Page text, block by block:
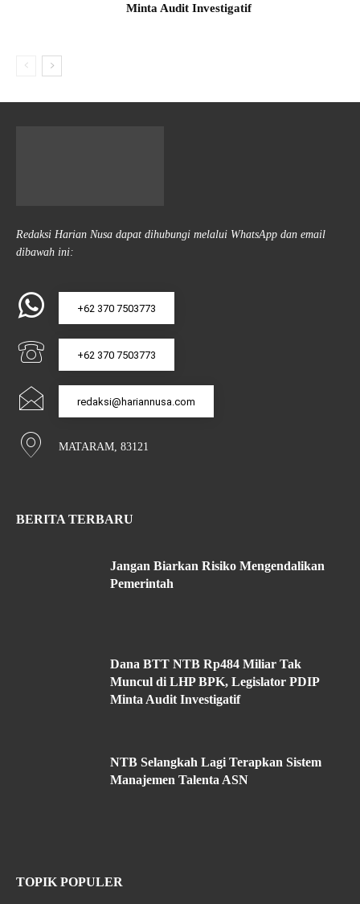
Minta Audit Investigatif
Redaksi Harian Nusa dapat dihubungi melalui WhatsApp dan email
dibawah ini:
+62 370 7503773
+62 370 7503773
redaksi@hariannusa.com
MATARAM, 83121
BERITA TERBARU
Jangan Biarkan Risiko Mengendalikan
Pemerintah
Dana BTT NTB Rp484 Miliar Tak
Muncul di LHP BPK, Legislator PDIP
Minta Audit Investigatif
NTB Selangkah Lagi Terapkan Sistem
Manajemen Talenta ASN
TOPIK POPULER